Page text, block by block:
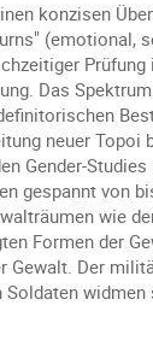
konzisen
(emotional,
Das
neuer Topoi
Gender-
gespannt von
wie
Formen der
Gewalt. Der
Soldaten